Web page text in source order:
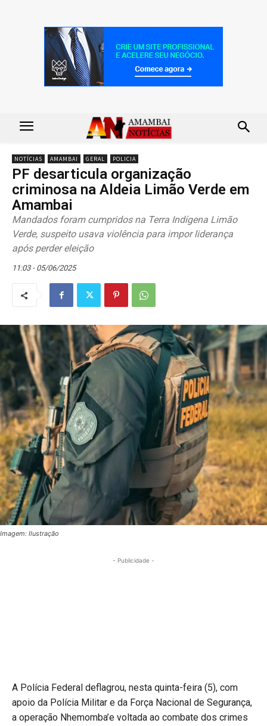
NOTÍCIAS AMAMBAI GERAL POLICIA
PF desarticula organização
criminosa na Aldeia Limão Verde em
Amambai
Mandados foram cumpridos na Terra Indígena Limão
Verde, suspeito usava violência para impor liderança
após perder eleição
11:03 - 05/06/2025
Imagem: Ilustração
- Publicidade -
A Polícia Federal deflagrou, nesta quinta-feira (5), com
apoio da Polícia Militar e da Força Nacional de Segurança,
a operação Nhemomba’e voltada ao combate dos crimes